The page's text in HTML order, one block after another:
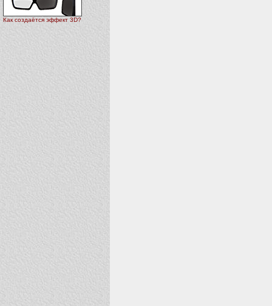
Как создаётся эффект 3D?